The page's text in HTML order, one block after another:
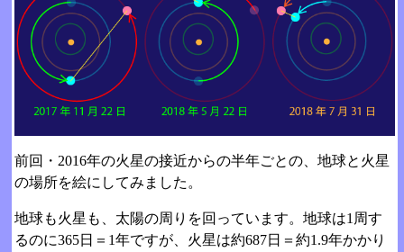
前回・2016年の火星の接近からの半年ごとの、地球と火星
の場所を絵にしてみました。
地球も火星も、太陽の周りを回っています。地球は1周す
るのに365日＝1年ですが、火星は約687日＝約1.9年かかり